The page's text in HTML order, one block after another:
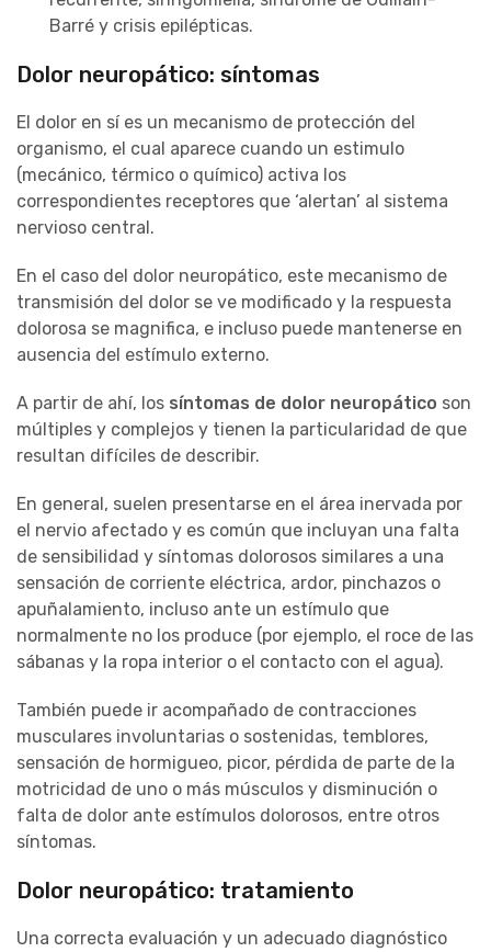
Barré y crisis epilépticas.
Dolor neuropático: síntomas
El dolor en sí es un mecanismo de protección del
organismo, el cual aparece cuando un estimulo
(mecánico, térmico o químico) activa los
correspondientes receptores que ‘alertan’ al sistema
nervioso central.
En el caso del dolor neuropático, este mecanismo de
transmisión del dolor se ve modificado y la respuesta
dolorosa se magnifica, e incluso puede mantenerse en
ausencia del estímulo externo.
A partir de ahí, los síntomas de dolor neuropático son
múltiples y complejos y tienen la particularidad de que
resultan difíciles de describir.
En general, suelen presentarse en el área inervada por
el nervio afectado y es común que incluyan una falta
de sensibilidad y síntomas dolorosos similares a una
sensación de corriente eléctrica, ardor, pinchazos o
apuñalamiento, incluso ante un estímulo que
normalmente no los produce (por ejemplo, el roce de las
sábanas y la ropa interior o el contacto con el agua).
También puede ir acompañado de contracciones
musculares involuntarias o sostenidas, temblores,
sensación de hormigueo, picor, pérdida de parte de la
motricidad de uno o más músculos y disminución o
falta de dolor ante estímulos dolorosos, entre otros
síntomas.
Dolor neuropático: tratamiento
Una correcta evaluación y un adecuado diagnóstico